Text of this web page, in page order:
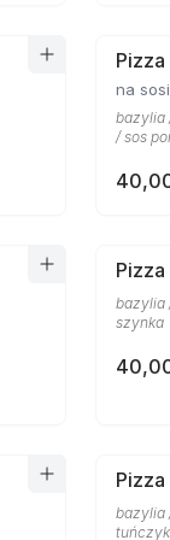
na
bazylia
/ sos
bazylia
szynka
bazylia
tuńczyk